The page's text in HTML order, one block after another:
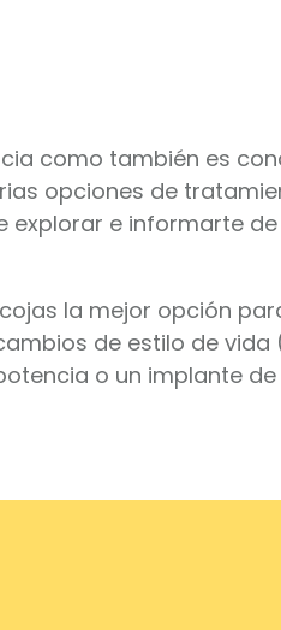
como también es
opciones de
explorar e informarte
la mejor opción
de estilo de vida
o un implante de